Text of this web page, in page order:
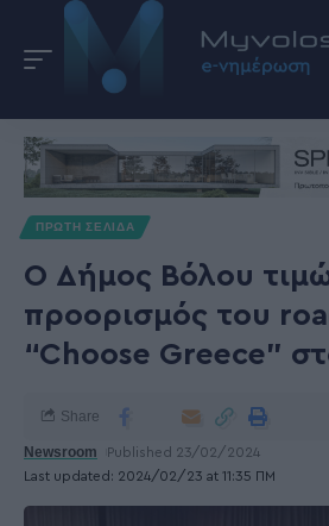
ΠΡΩΤΗ ΣΕΛΙΔΑ
Ο Δήμος Βόλου
προορισμός του
“Choose Greece”
Last updated: 2024/02/23 at 11:35 ΠΜ
Newsroom Published 23/02/2024
Share